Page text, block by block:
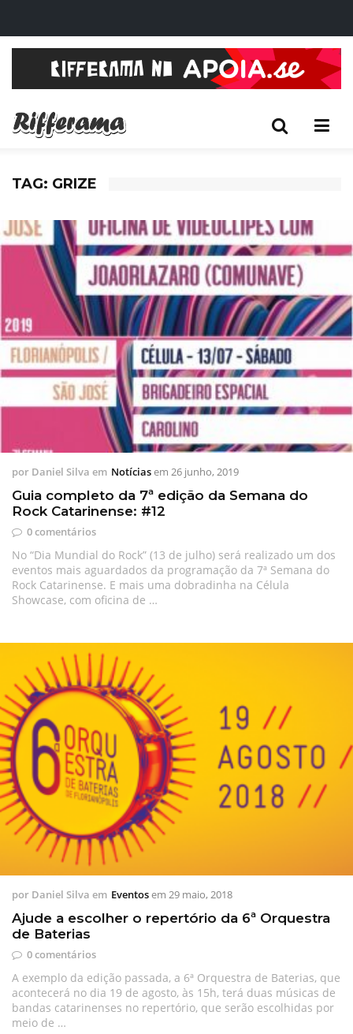
TAG: GRIZE
por Daniel Silva em Notíciasem 26 junho, 2019
Guia completo da 7ª edição da Semana do
Rock Catarinense: #12
0 comentários
No “Dia Mundial do Rock” (13 de julho) será realizado um dos
eventos mais aguardados da programação da 7ª Semana do
Rock Catarinense. E mais uma dobradinha na Célula
Showcase, com oficina de …
por Daniel Silva em Eventosem 29 maio, 2018
Ajude a escolher o repertório da 6ª Orquestra
de Baterias
0 comentários
A exemplo da edição passada, a 6ª Orquestra de Baterias, que
acontecerá no dia 19 de agosto, às 15h, terá duas músicas de
bandas catarinenses no repertório, que serão escolhidas por
meio de …